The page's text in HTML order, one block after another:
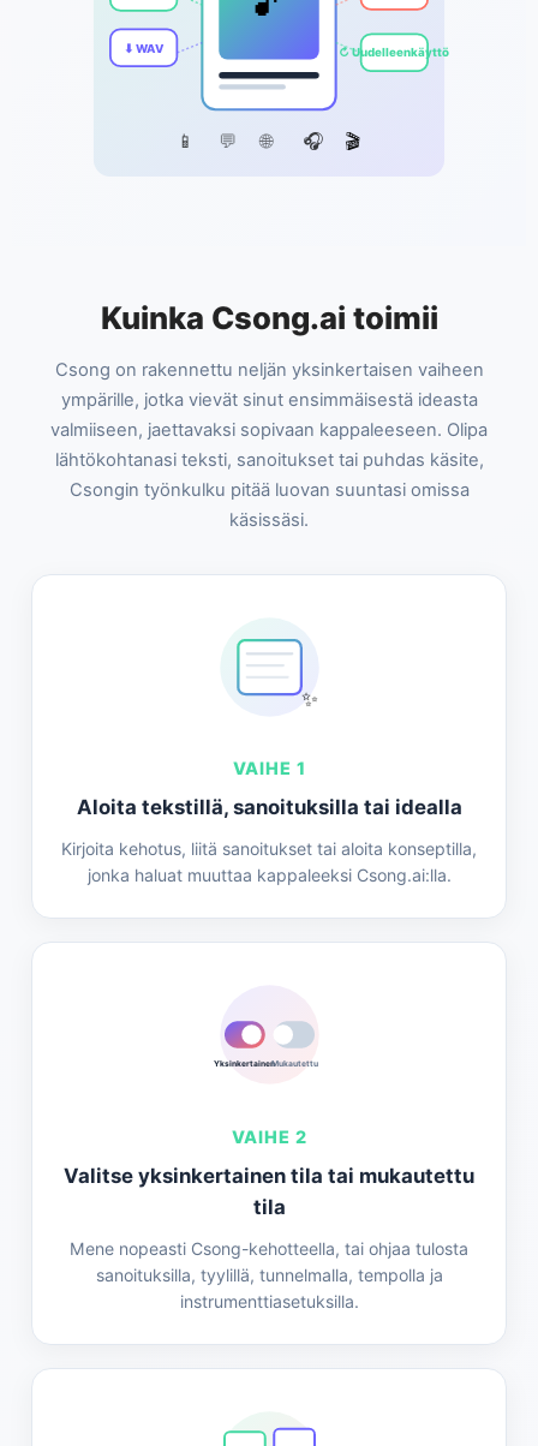
⬇ WAV ↻ Uudelleenkäyttö
📱 💬 🌐 🎧 🎬
Kuinka Csong.ai toimii
Csong on rakennettu neljän yksinkertaisen vaiheen
ympärille, jotka vievät sinut ensimmäisestä ideasta
valmiiseen, jaettavaksi sopivaan kappaleeseen. Olipa
lähtökohtanasi teksti, sanoitukset tai puhdas käsite,
Csongin työnkulku pitää luovan suuntasi omissa
käsissäsi.
✨
VAIHE 1
Aloita tekstillä, sanoituksilla tai idealla
Kirjoita kehotus, liitä sanoitukset tai aloita konseptilla,
jonka haluat muuttaa kappaleeksi Csong.ai:lla.
YksinkertainenMukautettu
VAIHE 2
Valitse yksinkertainen tila tai mukautettu
tila
Mene nopeasti Csong-kehotteella, tai ohjaa tulosta
sanoituksilla, tyylillä, tunnelmalla, tempolla ja
instrumenttiasetuksilla.